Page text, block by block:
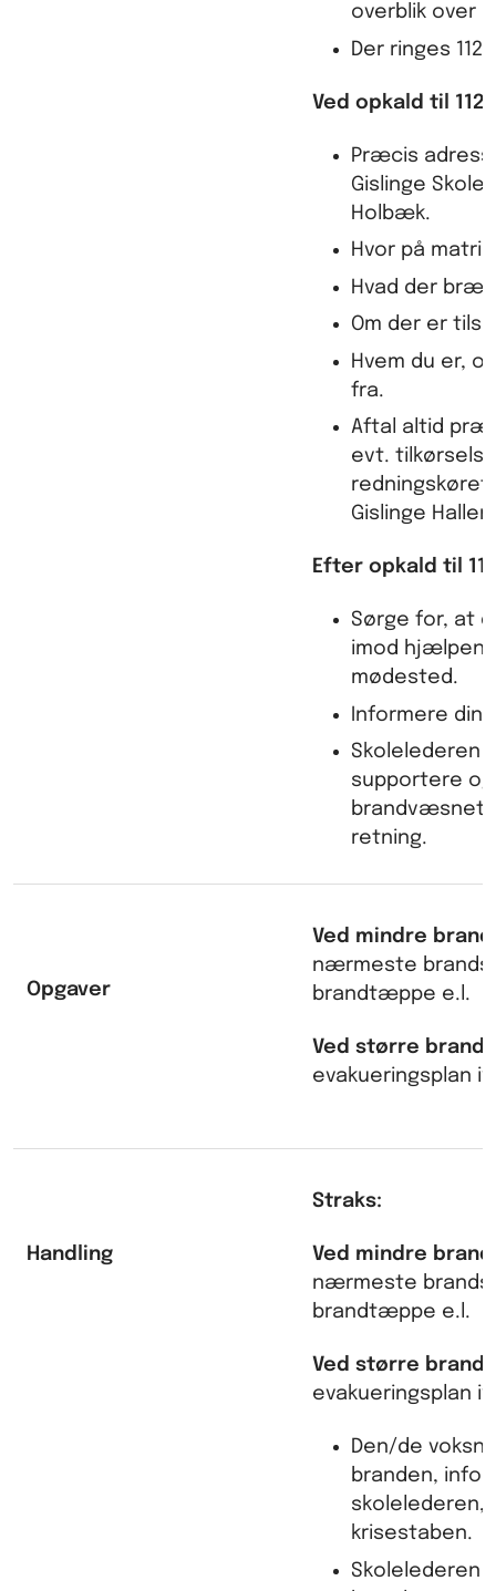
overblik over
Der ringes 112.
Ved opkald til 112
Præcis
Gislinge
Holbæk.
Hvor på
Hvad der
Om der er
Hvem du er,
fra.
Aftal altid
evt.
Gislinge
Efter opkald til
Sørge for, at
imod hjælpen
mødested.
Informere din
Skolelederen
supportere
brandvæsnet
retning.
Opgaver
Ved mindre
nærmeste
brandtæppe e.l.
Ved større brand:
evakueringsplan
Handling
Straks:
Ved mindre
nærmeste
brandtæppe e.l.
Ved større brand:
evakueringsplan
Den/de
branden,
skolelederen,
krisestaben.
Skolelederen